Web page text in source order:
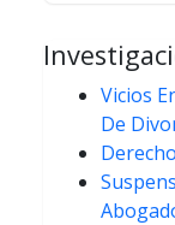
Vicios
De